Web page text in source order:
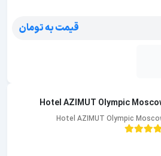
قیمت به تومان
Hotel AZIMUT Olympic
Hotel AZIMUT Olympic